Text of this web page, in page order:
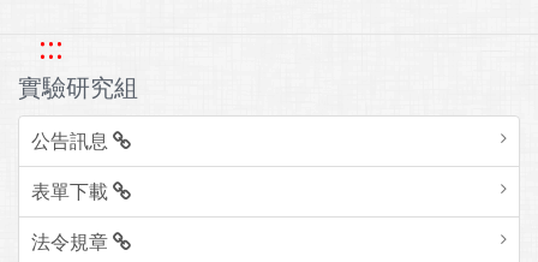
:::
實驗研究組
公告訊息
表單下載
法令規章